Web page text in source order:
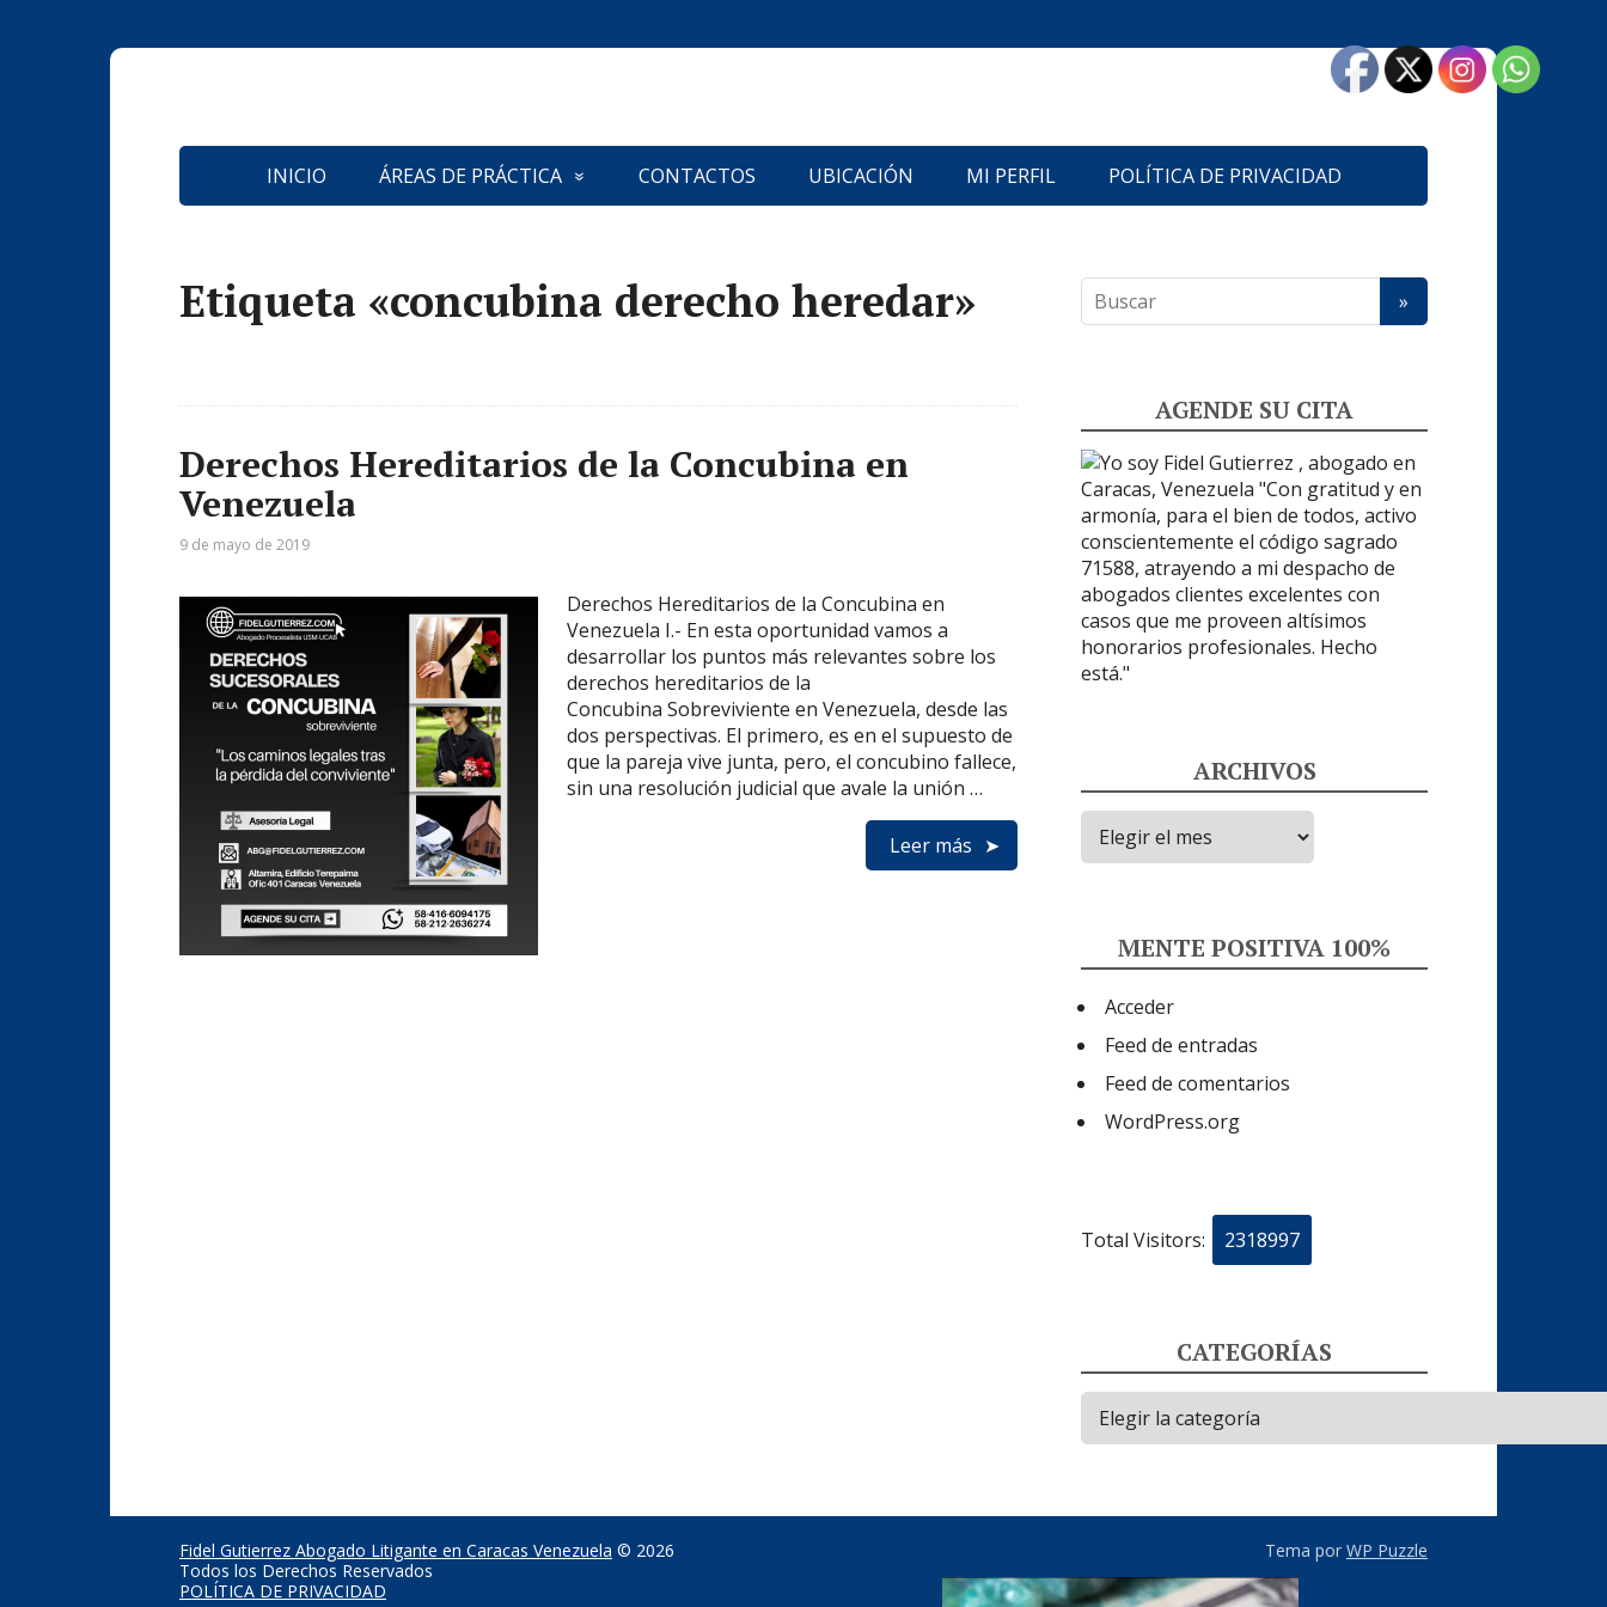
INICIO ÁREAS DE PRÁCTICA CONTACTOS UBICACIÓN MI PERFIL POLÍTICA DE PRIVACIDAD
Etiqueta «concubina derecho heredar»
Derechos Hereditarios de la Concubina en
Venezuela
9 de mayo de 2019
Derechos Hereditarios de la Concubina en
Venezuela I.- En esta oportunidad vamos a
desarrollar los puntos más relevantes sobre los
derechos hereditarios de la
Concubina Sobreviviente en Venezuela, desde las
dos perspectivas. El primero, es en el supuesto de
que la pareja vive junta, pero, el concubino fallece,
sin una resolución judicial que avale la unión …
Leer más
AGENDE SU CITA
ARCHIVOS
Archivos
MENTE POSITIVA 100%
Acceder
Feed de entradas
Feed de comentarios
WordPress.org
Total Visitors: 2318997
CATEGORÍAS
Categorías
Fidel Gutierrez Abogado Litigante en Caracas Venezuela © 2026
Todos los Derechos Reservados
POLÍTICA DE PRIVACIDAD
Tema por WP Puzzle